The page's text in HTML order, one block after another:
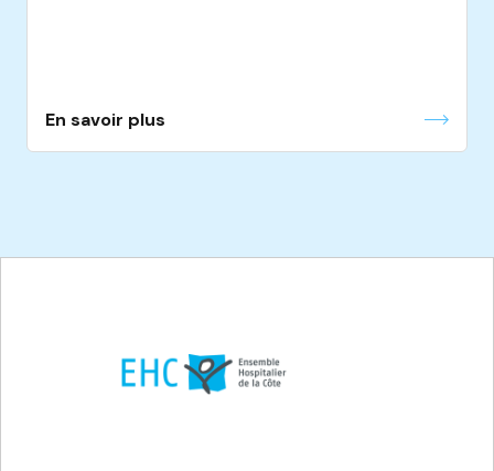
En savoir plus